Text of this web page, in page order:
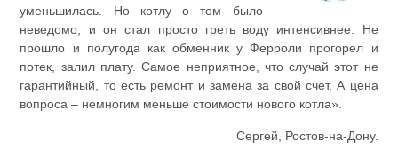
уменьшилась. Но котлу о том было
неведомо, и он стал просто греть воду интенсивнее. Не
прошло и полугода как обменник у Ферроли прогорел и
потек, залил плату. Самое неприятное, что случай этот не
гарантийный, то есть ремонт и замена за свой счет. А цена
вопроса – немногим меньше стоимости нового котла».
Сергей, Ростов-на-Дону.